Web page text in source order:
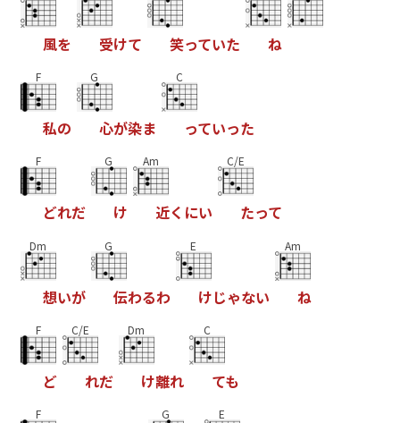
風を 受けて 笑っていた ね
F
私の
G
心が染ま
C
っていった
F
どれだ
G
け
Am
近く にい
C/E
たって
Dm
想いが
G
伝わるわ
E
けじゃない
Am
ね
F
ど
C/E
れだ
Dm
け離れ
C
ても
F G E